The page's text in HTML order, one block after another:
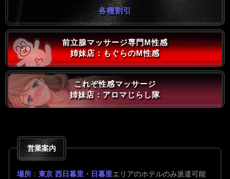
各種割引
前立腺マッサージ専門M性感
姉妹店：もぐらのM性感
これぞ性感マッサージ
姉妹店：アロマじらし隊
営業案内
場所 ： 東京 西日暮里・日暮里エリアのホテルのみ派遣可能